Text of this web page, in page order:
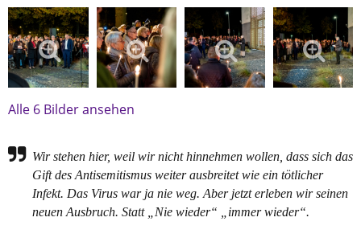
Alle 6 Bilder ansehen
Wir stehen hier, weil wir nicht hinnehmen wollen, dass sich das
Gift des Antisemitismus weiter ausbreitet wie ein tötlicher
Infekt. Das Virus war ja nie weg. Aber jetzt erleben wir seinen
neuen Ausbruch. Statt „Nie wieder“ „immer wieder“.